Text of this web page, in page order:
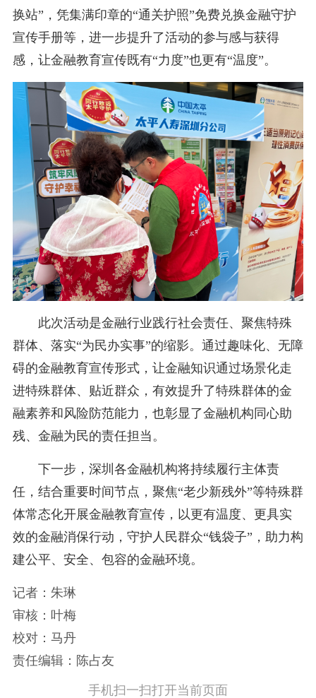
换站”，凭集满印章的“通关护照”免费兑换金融守护
宣传手册等，进一步提升了活动的参与感与获得
感，让金融教育宣传既有“力度”也更有“温度”。
此次活动是金融行业践行社会责任、聚焦特殊
群体、落实“为民办实事”的缩影。通过趣味化、无障
碍的金融教育宣传形式，让金融知识通过场景化走
进特殊群体、贴近群众，有效提升了特殊群体的金
融素养和风险防范能力，也彰显了金融机构同心助
残、金融为民的责任担当。
下一步，深圳各金融机构将持续履行主体责
任，结合重要时间节点，聚焦“老少新残外”等特殊群
体常态化开展金融教育宣传，以更有温度、更具实
效的金融消保行动，守护人民群众“钱袋子”，助力构
建公平、安全、包容的金融环境。
记者：朱琳
审核：叶梅
校对：马丹
责任编辑：陈占友
手机扫一扫打开当前页面